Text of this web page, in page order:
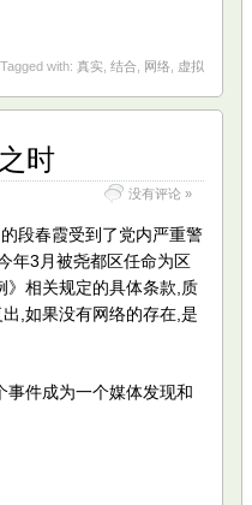
Tagged with: 真实 结合 网络 虚拟
时
没有评论 »
段春霞受到了党内严重警
年3月被尧都区任命为区
》相关规定的具体条款,质
,如果没有网络的存在,是
事件成为一个媒体发现和